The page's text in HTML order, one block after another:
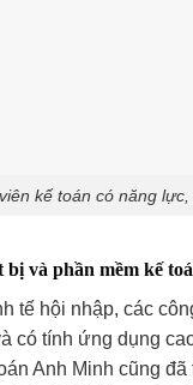
kế toán có năng
bị và phần mềm kế
tế hội nhập, các
có tính ứng dụng
Anh Minh cũng